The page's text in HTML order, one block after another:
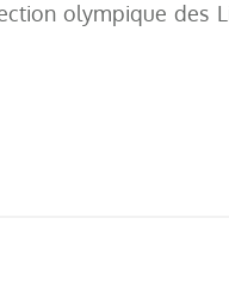
olympique des